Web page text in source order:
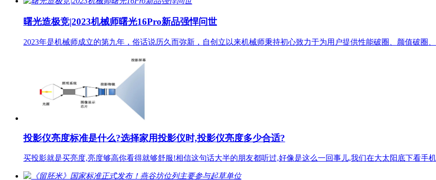
曙光造极竞|2023机械师曙光16Pro新品强悍问世
2023年是机械师成立的第九年，俗话说历久而弥新，自创立以来机械师秉持初心致力于为用户提供性能破圈、颜值破圈
投影仪亮度标准是什么?选择家用投影仪时,投影仪亮度多少合适?
买投影就是买亮度,亮度够高你看得就够舒服!相信这句话大半的朋友都听过,好像是这么一回事儿,我们在大太阳底下看手